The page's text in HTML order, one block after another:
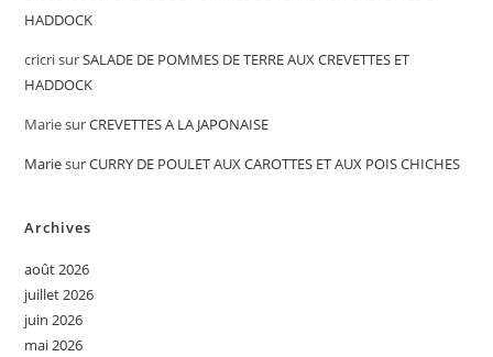
HADDOCK
cricrisurSALADE DE POMMES DE TERRE AUX CREVETTES ET
HADDOCK
MariesurCREVETTES A LA JAPONAISE
MariesurCURRY DE POULET AUX CAROTTES ET AUX POIS CHICHES
Archives
août 2026
juillet 2026
juin 2026
mai 2026